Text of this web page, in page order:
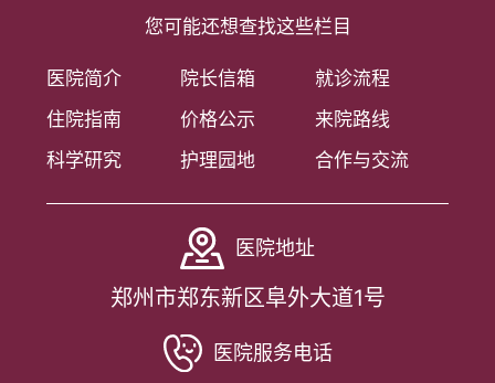
您可能还想查找这些栏目
医院简介 院长信箱
就诊流程
住院指南
价格公示
来院路线
科学研究
护理园地 合作与交流
医院地址
郑州市郑东新区阜外大道1号
医院服务电话